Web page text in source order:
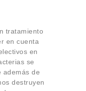
tratamiento
en cuenta
en
se
además de
destruyen